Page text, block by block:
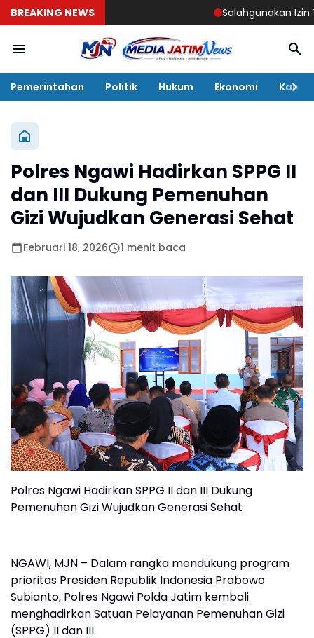
BREAKING NEWS Salahgunakan Izin
Pemerintahan Politik Hukum Ekonomi Kabar
Polres Ngawi Hadirkan SPPG II
dan III Dukung Pemenuhan
Gizi Wujudkan Generasi Sehat
Februari 18, 2026 1 menit baca
Polres Ngawi Hadirkan SPPG II dan III Dukung
Pemenuhan Gizi Wujudkan Generasi Sehat
NGAWI, MJN – Dalam rangka mendukung program
prioritas Presiden Republik Indonesia Prabowo
Subianto, Polres Ngawi Polda Jatim kembali
menghadirkan Satuan Pelayanan Pemenuhan Gizi
(SPPG) II dan III.